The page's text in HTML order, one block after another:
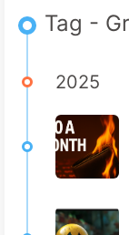
Tag -
2025